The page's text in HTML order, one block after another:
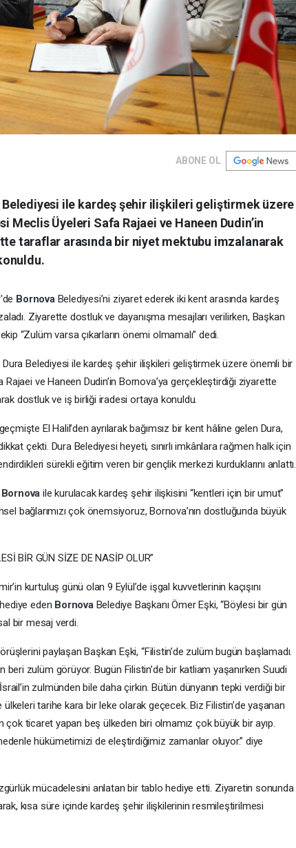
ABONE OL
Belediyesi ile kardeş şehir ilişkileri geliştirmek üzere
Meclis Üyeleri Safa Rajaei ve Haneen Dudin’in
taraflar arasında bir niyet mektubu imzalanarak
Bornova Belediyesi’ni ziyaret ederek iki kent arasında kardeş
Ziyarette dostluk ve dayanışma mesajları verilirken, Başkan
“Zulüm varsa çıkarların önemi olmamalı” dedi.
Dura Belediyesi ile kardeş şehir ilişkileri geliştirmek üzere önemli bir
Rajaei ve Haneen Dudin’in Bornova’ya gerçekleştirdiği ziyarette
dostluk ve iş birliği iradesi ortaya konuldu.
El Halil’den ayrılarak bağımsız bir kent hâline gelen Dura,
çekti. Dura Belediyesi heyeti, sınırlı imkânlara rağmen halk için
sürekli eğitim veren bir gençlik merkezi kurduklarını anlattı.
Bornovaile kurulacak kardeş şehir ilişkisini “kentleri için bir umut”
bağlarımızı çok önemsiyoruz, Bornova’nın dostluğunda büyük
BİR GÜN SİZE DE NASİP OLUR”
kurtuluş günü olan 9 Eylül’de işgal kuvvetlerinin kaçışını
eden Bornova Belediye Başkanı Ömer Eşki, “Böylesi bir gün
bir mesaj verdi.
paylaşan Başkan Eşki, “Filistin’de zulüm bugün başlamadı.
beri zulüm görüyor. Bugün Filistin’de bir katliam yaşanırken Suudi
zulmünden bile daha çirkin. Bütün dünyanın tepki verdiği bir
tarihe kara bir leke olarak geçecek. Biz Filistin’de yaşanan
ticaret yapan beş ülkeden biri olmamız çok büyük bir ayıp.
hükümetimizi de eleştirdiğimiz zamanlar oluyor.” diye
mücadelesini anlatan bir tablo hediye etti. Ziyaretin sonunda
kısa süre içinde kardeş şehir ilişkilerinin resmileştirilmesi